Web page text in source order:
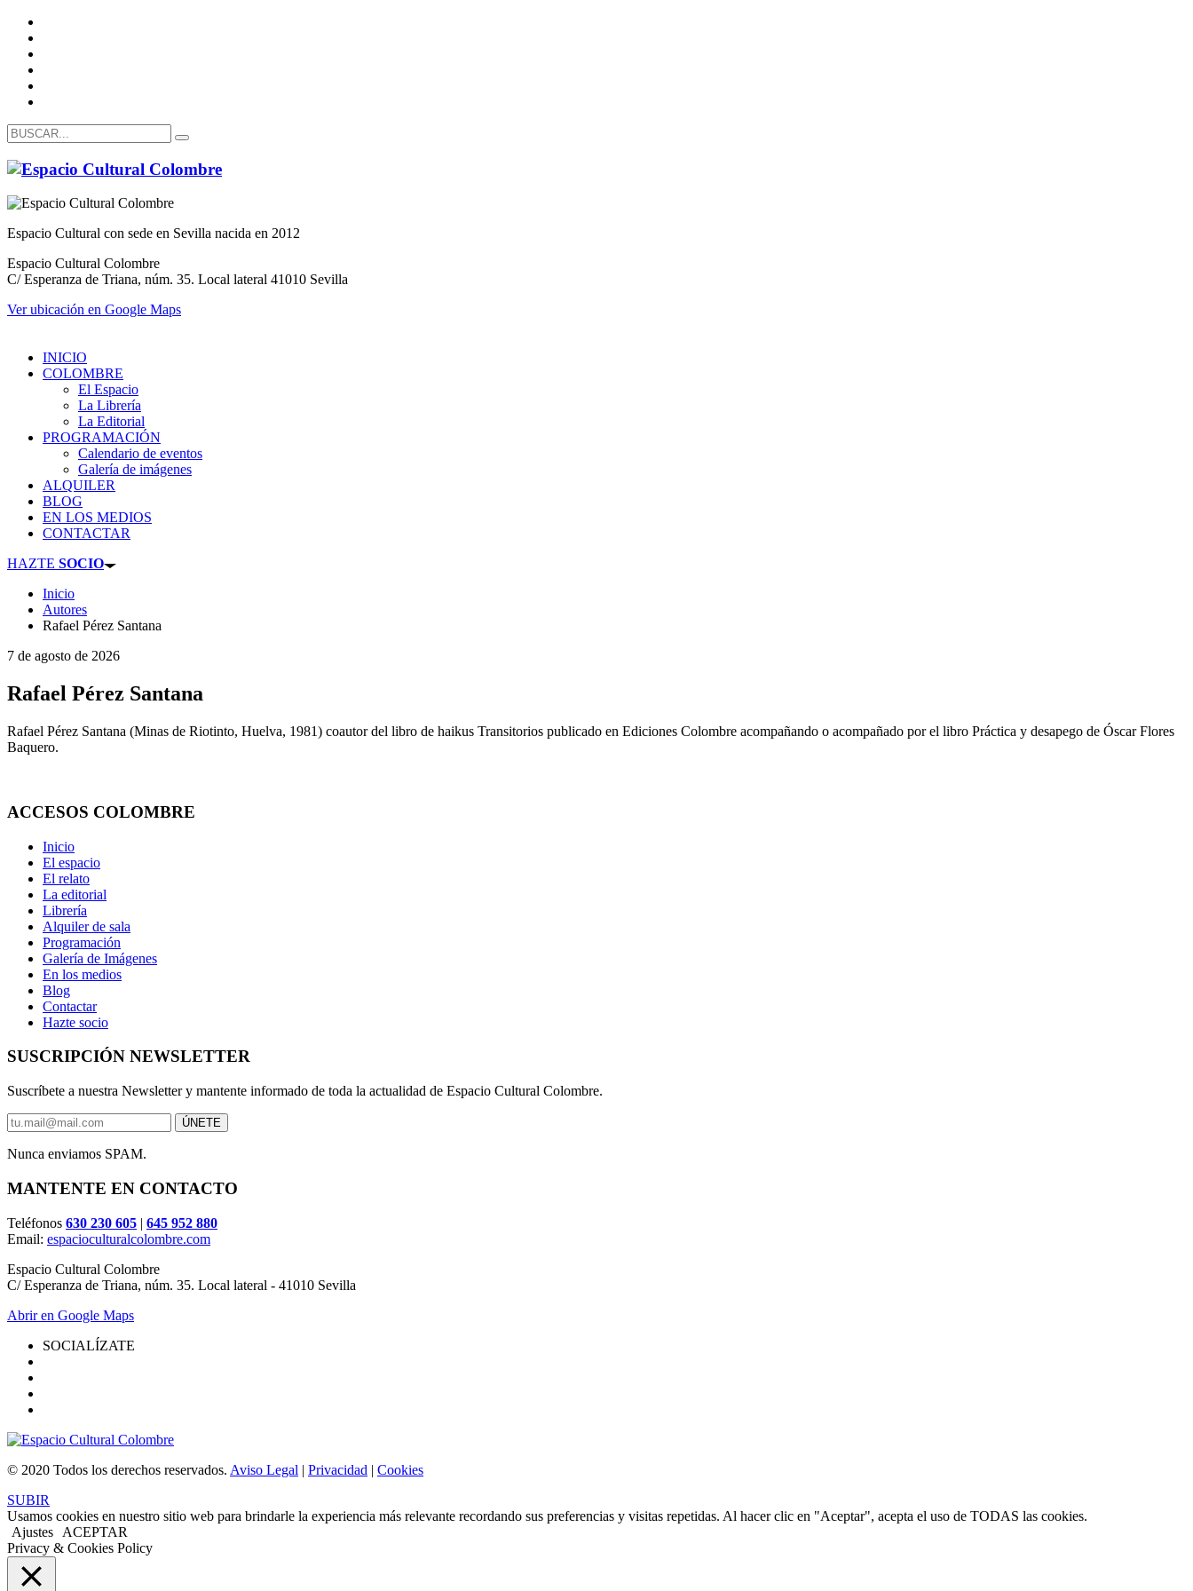
Espacio Cultural con sede en Sevilla nacida en 2012
Espacio Cultural Colombre
C/ Esperanza de Triana, núm. 35. Local lateral 41010 Sevilla
Ver ubicación en Google Maps
INICIO
COLOMBRE
El Espacio
La Librería
La Editorial
PROGRAMACIÓN
Calendario de eventos
Galería de imágenes
ALQUILER
BLOG
EN LOS MEDIOS
CONTACTAR
HAZTE SOCIO
Inicio
Autores
Rafael Pérez Santana
7 de agosto de 2026
Rafael Pérez Santana
Rafael Pérez Santana (Minas de Riotinto, Huelva, 1981) coautor del libro de haikus Transitorios publicado en Ediciones Colombre acompañando o acompañado por el libro Práctica y desapego de Óscar Flores
Baquero.
ACCESOS COLOMBRE
Inicio
El espacio
El relato
La editorial
Librería
Alquiler de sala
Programación
Galería de Imágenes
En los medios
Blog
Contactar
Hazte socio
SUSCRIPCIÓN NEWSLETTER
Suscríbete a nuestra Newsletter y mantente informado de toda la actualidad de Espacio Cultural Colombre.
Nunca enviamos SPAM.
MANTENTE EN CONTACTO
Teléfonos 630 230 605 | 645 952 880
Email: espacioculturalcolombre.com
Espacio Cultural Colombre
C/ Esperanza de Triana, núm. 35. Local lateral - 41010 Sevilla
Abrir en Google Maps
SOCIALÍZATE
© 2020 Todos los derechos reservados. Aviso Legal | Privacidad | Cookies
SUBIR
Usamos cookies en nuestro sitio web para brindarle la experiencia más relevante recordando sus preferencias y visitas repetidas. Al hacer clic en "Aceptar", acepta el uso de TODAS las cookies.
Ajustes
ACEPTAR
Privacy & Cookies Policy